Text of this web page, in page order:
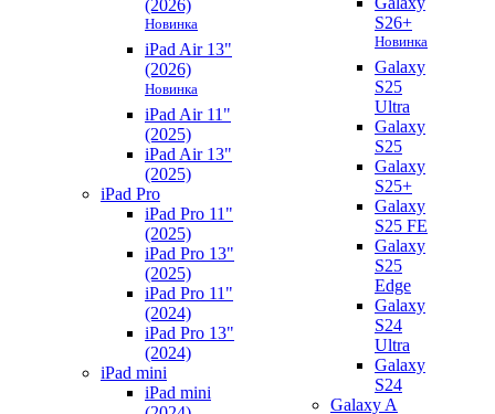
(2026)
Новинка
iPad Air 13"
(2026)
Новинка
iPad Air 11"
(2025)
iPad Air 13"
(2025)
iPad Pro
iPad Pro 11"
(2025)
iPad Pro 13"
(2025)
iPad Pro 11"
(2024)
iPad Pro 13"
(2024)
iPad mini
iPad mini
S26+
Новинка
Galaxy
S25
Ultra
Galaxy
S25
Galaxy
S25+
Galaxy
S25 FE
Galaxy
S25
Edge
Galaxy
S24
Ultra
Galaxy
S24
Galaxy A